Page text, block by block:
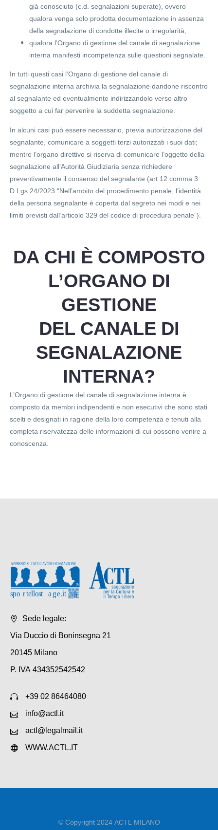
già conosciuto (c.d. segnalazioni superate), ovvero
qualora venga solo prodotta documentazione in assenza
della segnalazione di condotte illecite o irregolarità;
qualora l’Organo di gestione del canale di segnalazione
interna manifesti incompetenza sulle questioni segnalate.
In tutti questi casi l’Organo di gestione del canale di
segnalazione interna archivia la segnalazione dandone riscontro
al segnalante ed eventualmente indirizzandolo verso altro
soggetto a cui far pervenire la suddetta segnalazione.
In alcuni casi può essere necessario, previa autorizzazione del
segnalante, comunicare a soggetti terzi autorizzati i suoi dati;
mentre l’organo direttivo si riserva di comunicare l’oggetto della
segnalazione all’Autorità Giudiziaria senza richiedere
preventivamente il consenso del segnalante (art 12 comma 3
D.Lgs 24/2023 “Nell’ambito del procedimento penale, l’identità
della persona segnalante è coperta dal segreto nei modi e nei
limiti previsti dall’articolo 329 del codice di procedura penale”).
DA CHI È COMPOSTO
L’ORGANO DI
GESTIONE
DEL CANALE DI
SEGNALAZIONE
INTERNA?
L’Organo di gestione del canale di segnalazione interna è
composto da membri indipendenti e non esecutivi che sono stati
scelti e designati in ragione della loro competenza e tenuti alla
completa riservatezza delle informazioni di cui possono venire a
conoscenza.
Sede legale:
Via Duccio di Boninsegna 21
20145 Milano
P. IVA 434352542542
+39 02 86464080
info@actl.it
actl@legalmail.it
WWW.ACTL.IT
© Copyright 2024 ACTL MILANO